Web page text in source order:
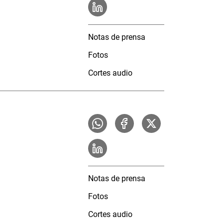
Notas de prensa
Fotos
Cortes audio
Notas de prensa
Fotos
Cortes audio